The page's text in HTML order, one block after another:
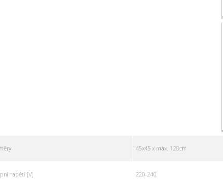
45x45 x max. 120cm
napětí [V] 220-240